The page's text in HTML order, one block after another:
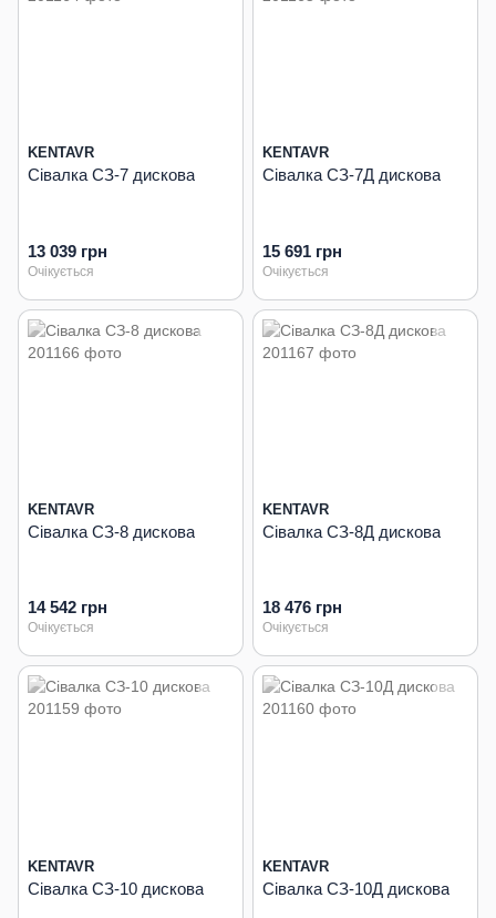
KENTAVR
Сівалка СЗ-7 дискова
13 039 грн
Очікується
KENTAVR
Сівалка СЗ-7Д дискова
15 691 грн
Очікується
KENTAVR
Сівалка СЗ-8 дискова
14 542 грн
Очікується
KENTAVR
Сівалка СЗ-8Д дискова
18 476 грн
Очікується
KENTAVR
Сівалка СЗ-10 дискова
KENTAVR
Сівалка СЗ-10Д дискова